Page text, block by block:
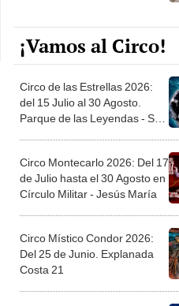
¡Vamos al Circo!
Circo de las Estrellas 2026:
del 15 Julio al 30 Agosto.
Parque de las Leyendas - San
Circo Montecarlo 2026: Del 17
de Julio hasta el 30 Agosto en
Círculo Militar - Jesús María
Circo Místico Condor 2026:
Del 25 de Junio. Explanada
Costa 21